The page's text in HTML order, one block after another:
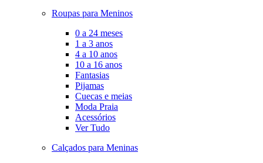
Roupas para Meninos
0 a 24 meses
1 a 3 anos
4 a 10 anos
10 a 16 anos
Fantasias
Pijamas
Cuecas e meias
Moda Praia
Acessórios
Ver Tudo
Calçados para Meninas